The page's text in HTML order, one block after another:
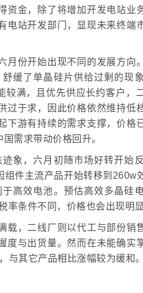
资金，除了将增加开发电站业
电站开发部门，显现未来终端
份开始出现不同的发展方向
缓了单晶硅片供给过剩的现
满，且优先供应长约客户，
过于求，因此价格依然维持低
下游有持续的需求支撑，价格
需求带动价格回升。
象，六月初随市场好转开始
件主流产品开始转移到260w
高效电池。预估高效多晶硅
条件不同，价格也会出现明显
载，二线厂则以代工与部份销
与出货量。然而在未能确实
与其它产品相比涨幅较为缓和。